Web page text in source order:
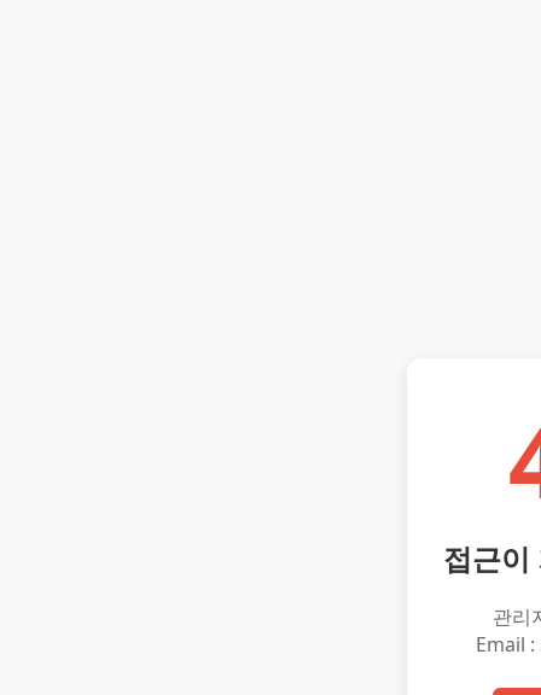
접근이
관리
Email